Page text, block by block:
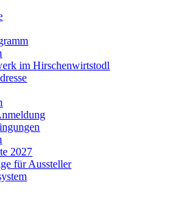
im Hirschenwirtstodl
2027
für Aussteller